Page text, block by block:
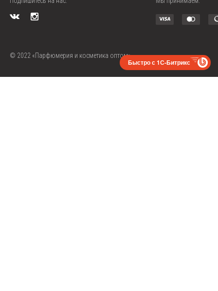
© 2022 «Парфюмерия и косметика оптом»
Быстро с 1С-Битрикс